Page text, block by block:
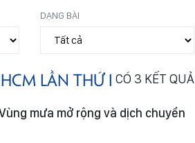
DẠNG BÀI
LẦN THỨ I CÓ 3 KẾT QUẢ
mưa mở rộng và dịch chuyển